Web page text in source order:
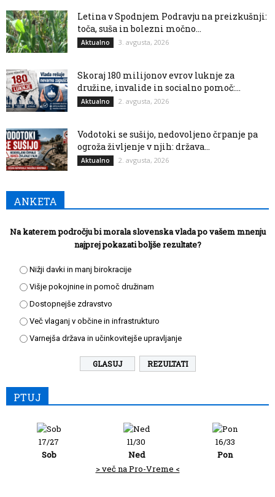
Letina v Spodnjem Podravju na preizkušnji:
toča, suša in bolezni močno...
Aktualno 3. avgusta, 2026
Skoraj 180 milijonov evrov luknje za
družine, invalide in socialno pomoč:...
Aktualno 2. avgusta, 2026
Vodotoki se sušijo, nedovoljeno črpanje pa
ogroža življenje v njih: država...
Aktualno 2. avgusta, 2026
ANKETA
Na katerem področju bi morala slovenska vlada po vašem mnenju
najprej pokazati boljše rezultate?
Nižji davki in manj birokracije
Višje pokojnine in pomoč družinam
Dostopnejše zdravstvo
Več vlaganj v občine in infrastrukturo
Varnejša država in učinkovitejše upravljanje
REZULTATI
PTUJ
17/27
Sob
11/30
Ned
16/33
Pon
> več na Pro-Vreme <